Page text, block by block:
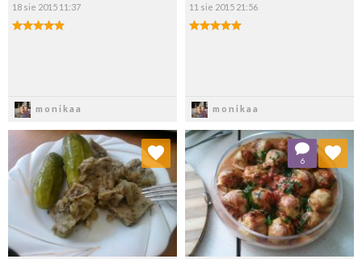
18 sie 2015 11:37
monikaa
11 sie 2015 21:56
monikaa
Dodaj do ulubionych
Wybierz listę:
6
Dodaj do ulubionych
Wybierz listę: